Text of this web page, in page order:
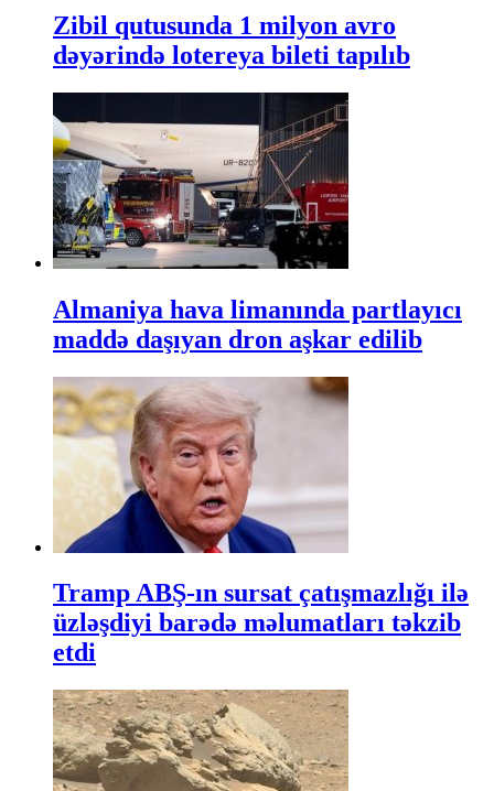
Zibil qutusunda 1 milyon avro
dəyərində lotereya bileti tapılıb
Almaniya hava limanında partlayıcı
maddə daşıyan dron aşkar edilib
Tramp ABŞ-ın sursat çatışmazlığı ilə
üzləşdiyi barədə məlumatları təkzib
etdi